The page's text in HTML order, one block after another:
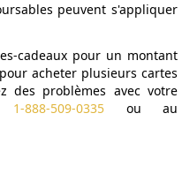
peuvent s'appliquer
cadeaux pour un montant
acheter plusieurs cartes
des problèmes avec votre
1-888-509-0335 ou au